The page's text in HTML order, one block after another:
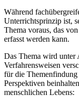
Während
Unterrichtsprinzip ist,
Thema voraus, das
erfasst werden kann.
Das Thema wird unter
Verfahrensweisen
für die Themenfindung
Perspektiven
menschlichen Lebens: